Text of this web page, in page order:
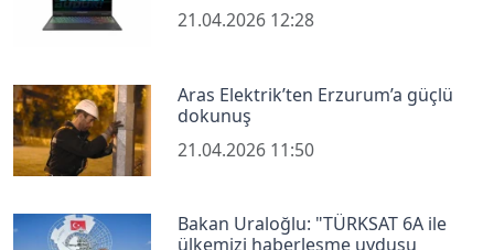
21.04.2026 12:28
Aras Elektrik’ten Erzurum’a güçlü
dokunuş
21.04.2026 11:50
Bakan Uraloğlu: "TÜRKSAT 6A ile
ülkemizi haberleşme uydusu